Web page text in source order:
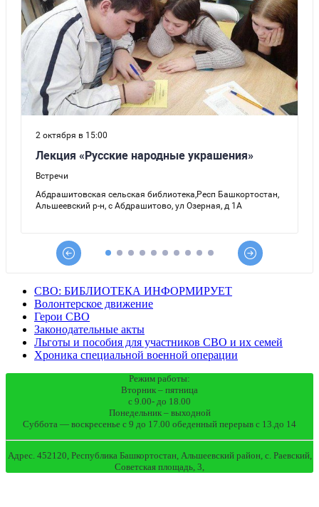
СВО: БИБЛИОТЕКА ИНФОРМИРУЕТ
Волонтерское движение
Герои СВО
Законодательные акты
Льготы и пособия для участников СВО и их семей
Хроника специальной военной операции
Режим работы:
Вторник – пятница
с 9.00- до 18.00
Понедельник – выходной
Суббота — воскресенье с 9 до 17.00 обеденный перерыв с 13.до 14
Адрес. 452120, Республика Башкортостан, Альшеевский район, с. Раевский,
Советская площадь, 3,